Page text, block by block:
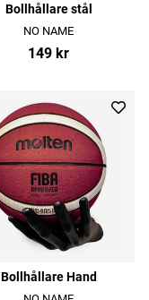
Bollhållare stål
NO NAME
149 kr
Bollhållare Hand